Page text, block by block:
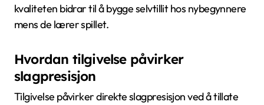
kvaliteten bidrar til å bygge selvtillit hos nybegynnere
mens de lærer spillet.
Hvordan tilgivelse påvirker
slagpresisjon
Tilgivelse påvirker direkte slagpresisjon ved å tillate